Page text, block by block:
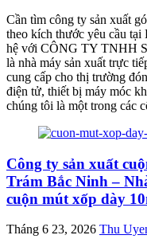
Cần tìm công ty sản xuất
theo kích thước yêu cầu
hệ với CÔNG TY TNHH
là nhà máy sản xuất trực
cung cấp cho thị trường
điện tử, thiết bị máy móc
chúng tôi là một trong các
Công ty sản xuất
Trám Bắc Ninh –
cuộn mút xốp dày
Tháng 6 23, 2026 Thu